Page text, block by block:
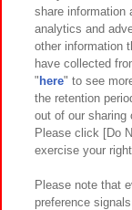
イベント・キ
関連会社
プライバシーポリ
お取引先
カスタマーハラス
share information
analytics and
other information
have collected
" here" to see
the retention
out of our sharing
Please click [Do
exercise your
Please note that
preference